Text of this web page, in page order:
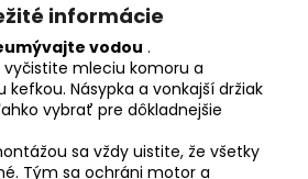
informácie
vodou .
vyčistite mleciu komoru a
kefkou. Násypka a vonkajší držiak
vybrať pre dôkladnejšie
sa vždy uistite, že všetky
Tým sa ochráni motor a